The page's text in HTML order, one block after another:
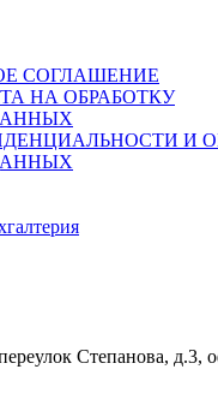
СОГЛАШЕНИЕ
НА ОБРАБОТКУ
И
Степанова, д.3,